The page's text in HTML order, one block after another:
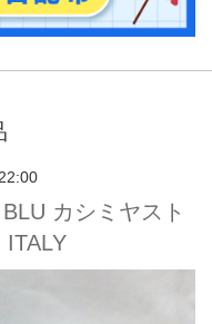
カシミヤスト
ITALY